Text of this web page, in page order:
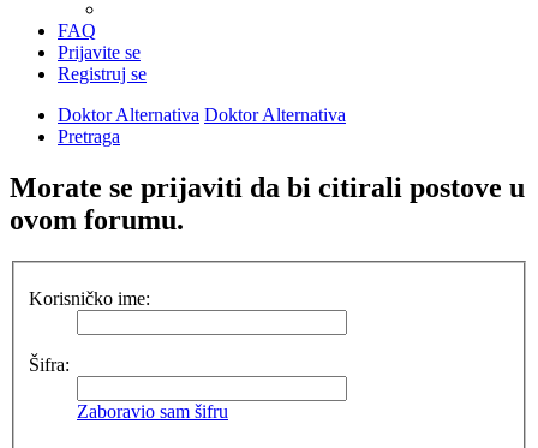
FAQ
Prijavite se
Registruj se
Doktor Alternativa Doktor Alternativa
Pretraga
Morate se prijaviti da bi citirali postove u
ovom forumu.
Korisničko ime:
Šifra:
Zaboravio sam šifru